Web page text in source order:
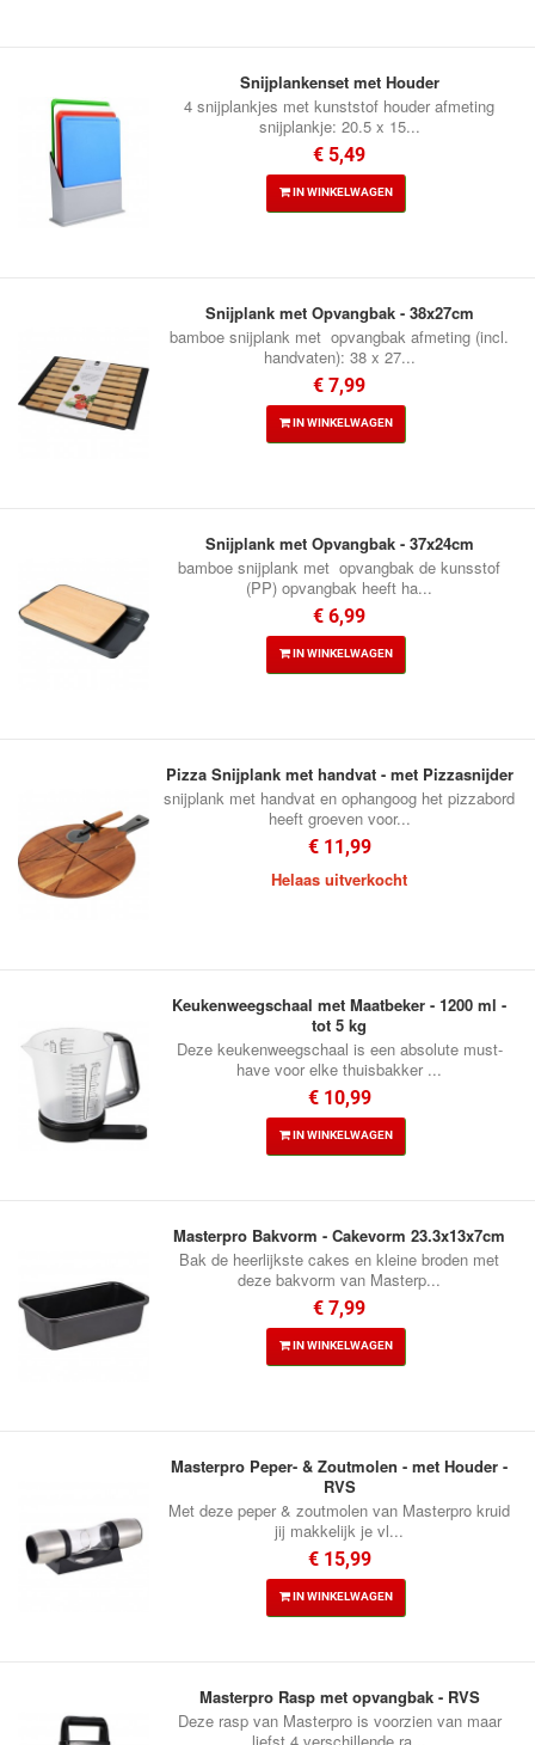
Snijplankenset met Houder
4 snijplankjes met kunststof houder afmeting
snijplankje: 20.5 x 15...
€ 5,49
IN WINKELWAGEN
Snijplank met Opvangbak - 38x27cm
bamboe snijplank met opvangbak afmeting (incl.
handvaten): 38 x 27...
€ 7,99
IN WINKELWAGEN
Snijplank met Opvangbak - 37x24cm
bamboe snijplank met opvangbak de kunsstof
(PP) opvangbak heeft ha...
€ 6,99
IN WINKELWAGEN
Pizza Snijplank met handvat - met Pizzasnijder
snijplank met handvat en ophangoog het pizzabord
heeft groeven voor...
€ 11,99
Helaas uitverkocht
Keukenweegschaal met Maatbeker - 1200 ml -
tot 5 kg
Deze keukenweegschaal is een absolute must-
have voor elke thuisbakker ...
€ 10,99
IN WINKELWAGEN
Masterpro Bakvorm - Cakevorm 23.3x13x7cm
Bak de heerlijkste cakes en kleine broden met
deze bakvorm van Masterp...
€ 7,99
IN WINKELWAGEN
Masterpro Peper- & Zoutmolen - met Houder -
RVS
Met deze peper & zoutmolen van Masterpro kruid
jij makkelijk je vl...
€ 15,99
IN WINKELWAGEN
Masterpro Rasp met opvangbak - RVS
Deze rasp van Masterpro is voorzien van maar
liefst 4 verschillende ra...